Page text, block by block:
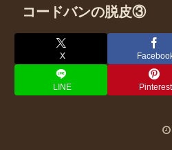
コードバンの脱皮③
X
LINE Pinterest